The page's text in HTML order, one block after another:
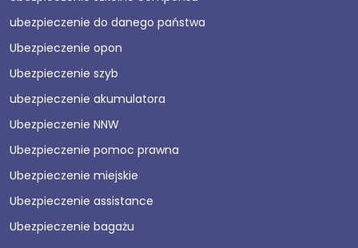
ubezpieczenie do danego państwa
Ubezpieczenie opon
Ubezpieczenie szyb
ubezpieczenie akumulatora
Ubezpieczenie NNW
Ubezpieczenie pomoc prawna
Ubezpieczenie miejskie
Ubezpieczenie assistance
Ubezpieczenie bagażu